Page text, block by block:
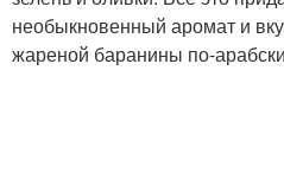
необыкновенный аромат и
жареной баранины по-